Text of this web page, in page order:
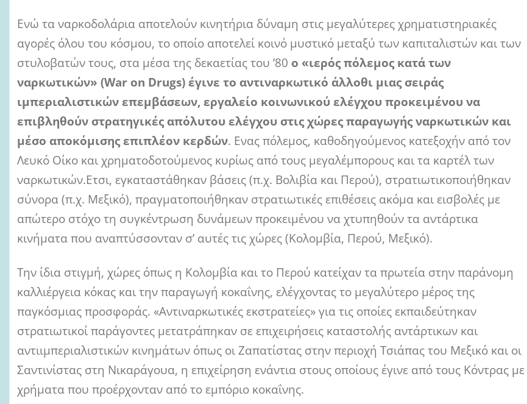
Ενώ τα ναρκοδολάρια αποτελούν κινητήρια δύναμη στις μεγαλύτερες χρηματιστηριακές
αγορές όλου του κόσμου, το οποίο αποτελεί κοινό μυστικό μεταξύ των καπιταλιστών και των
στυλοβατών τους, στα μέσα της δεκαετίας του ’80 ο «ιερός πόλεμος κατά των
ναρκωτικών» (War on Drugs) έγινε το αντιναρκωτικό άλλοθι μιας σειράς
ιμπεριαλιστικών επεμβάσεων, εργαλείο κοινωνικού ελέγχου προκειμένου να
επιβληθούν στρατηγικές απόλυτου ελέγχου στις χώρες παραγωγής ναρκωτικών και
μέσο αποκόμισης επιπλέον κερδών. Ενας πόλεμος, καθοδηγούμενος κατεξοχήν από τον
Λευκό Οίκο και χρηματοδοτούμενος κυρίως από τους μεγαλέμπορους και τα καρτέλ των
ναρκωτικών.Ετσι, εγκαταστάθηκαν βάσεις (π.χ. Βολιβία και Περού), στρατιωτικοποιήθηκαν
σύνορα (π.χ. Μεξικό), πραγματοποιήθηκαν στρατιωτικές επιθέσεις ακόμα και εισβολές με
απώτερο στόχο τη συγκέντρωση δυνάμεων προκειμένου να χτυπηθούν τα αντάρτικα
κινήματα που αναπτύσσονταν σ’ αυτές τις χώρες (Κολομβία, Περού, Μεξικό).
Την ίδια στιγμή, χώρες όπως η Κολομβία και το Περού κατείχαν τα πρωτεία στην παράνομη
καλλιέργεια κόκας και την παραγωγή κοκαΐνης, ελέγχοντας το μεγαλύτερο μέρος της
παγκόσμιας προσφοράς. «Αντιναρκωτικές εκστρατείες» για τις οποίες εκπαιδεύτηκαν
στρατιωτικοί παράγοντες μετατράπηκαν σε επιχειρήσεις καταστολής αντάρτικων και
αντιιμπεριαλιστικών κινημάτων όπως οι Ζαπατίστας στην περιοχή Τσιάπας του Μεξικό και οι
Σαντινίστας στη Νικαράγουα, η επιχείρηση ενάντια στους οποίους έγινε από τους Κόντρας με
χρήματα που προέρχονταν από το εμπόριο κοκαΐνης.